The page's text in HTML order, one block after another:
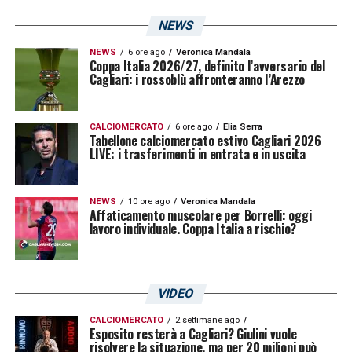
GOL SIMY –«Non ci speravo. Alla fine col
Milan abbiamo messo la ciliegina sulla torta.
Abbiamo visto un Cagliari più spregiudicato,
che si è meritato la salvezza».
MILAN – «Merito nostro, ma abbiamo
trovato anche un Milan che forse sentiva
troppo la gara. Aveva fatto risultati
eccezionali, per noi era una partita
difficilissima e abbiamo fatto la nostra
partita. Siamo stati bravi a limitarli e
CITTÀ –«
Bene, è una città dove si sta
NEWS
NEWS 6 ore ago Veronica Mandala
Coppa Italia 2026/27, definito l’avversario del
Cagliari: i rossoblù affronteranno l’Arezzo
CALCIOMERCATO 6 ore ago Elia Serra
Tabellone calciomercato estivo Cagliari 2026
LIVE: i trasferimenti in entrata e in uscita
NEWS 10 ore ago Veronica Mandala
Affaticamento muscolare per Borrelli: oggi
lavoro individuale. Coppa Italia a rischio?
VIDEO
CALCIOMERCATO 2 settimane ago
Esposito resterà a Cagliari? Giulini vuole
risolvere la situazione, ma per 20 milioni può